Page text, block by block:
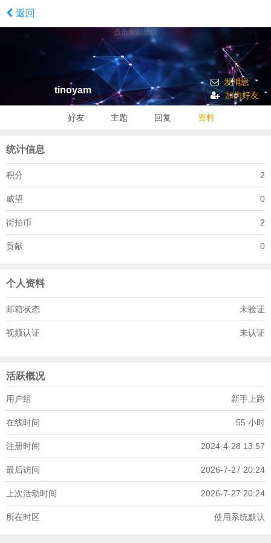
返回
点击重新加载
tinoyam
发消息
加为好友
好友 主题 回复 资料
统计信息
积分 2
威望 0
街拍币 2
贡献 0
个人资料
邮箱状态 未验证
视频认证 未认证
活跃概况
用户组 新手上路
在线时间 55 小时
注册时间 2024-4-28 13:57
最后访问 2026-7-27 20:24
上次活动时间 2026-7-27 20:24
所在时区 使用系统默认